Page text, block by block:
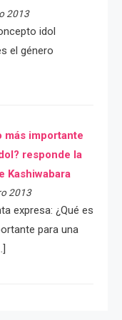
2013
idol
el género
más importante
responde la
Kashiwabara
2013
expresa: ¿Qué es
para una